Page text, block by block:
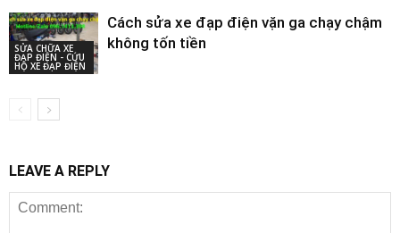
SỬA CHỮA XE
ĐẠP ĐIỆN - CỨU
HỘ XE ĐẠP ĐIỆN
Cách sửa xe đạp điện vặn ga chạy chậm
không tốn tiền
LEAVE A REPLY